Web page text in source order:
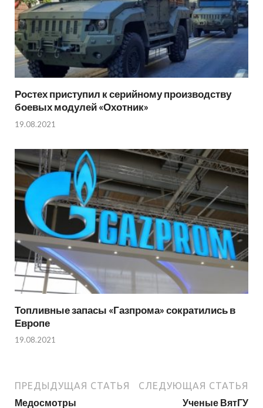
Ростех приступил к серийному производству
боевых модулей «Охотник»
19.08.2021
Топливные запасы «Газпрома» сократились в
Европе
19.08.2021
ПРЕДЫДУЩАЯ СТАТЬЯ
Медосмотры
СЛЕДУЮЩАЯ СТАТЬЯ
Ученые ВятГУ